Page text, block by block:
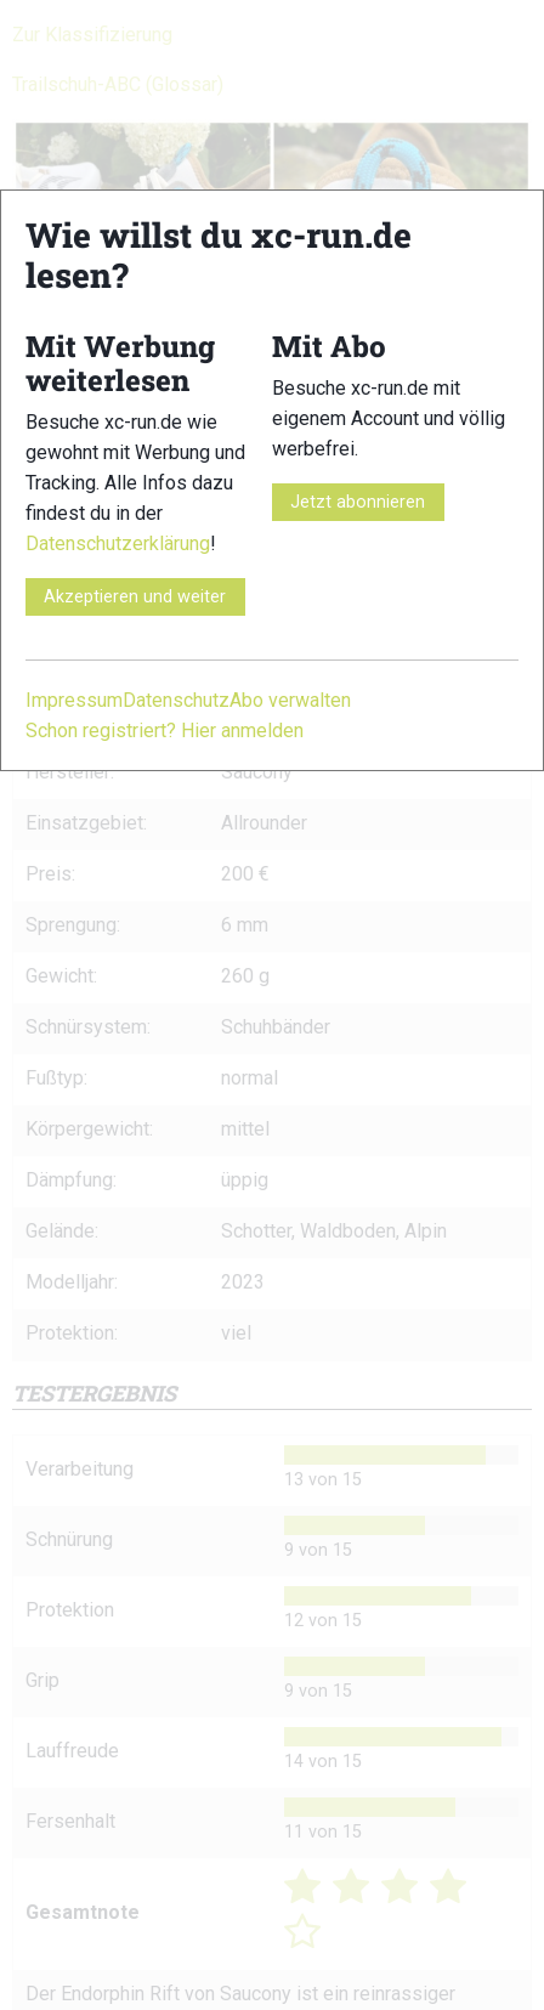
Zur Klassifizierung
Trailschuh-ABC (Glossar)
Saucony Endorphin Rift © xc-run.de
TECHNISCHE DATEN
Hersteller: Saucony
Einsatzgebiet: Allrounder
Preis: 200 €
Sprengung: 6 mm
Gewicht: 260 g
Schnürsystem: Schuhbänder
Fußtyp: normal
Körpergewicht: mittel
Dämpfung: üppig
Gelände: Schotter, Waldboden, Alpin
Modelljahr: 2023
Protektion: viel
TESTERGEBNIS
Verarbeitung 13 von 15
Schnürung 9 von 15
Protektion 12 von 15
Grip 9 von 15
Lauffreude 14 von 15
Fersenhalt 11 von 15
Gesamtnote
Der Endorphin Rift von Saucony ist ein reinrassiger
Wie willst du xc-run.de
lesen?
Mit Werbung
weiterlesen
Besuche xc-run.de wie
gewohnt mit Werbung und
Tracking. Alle Infos dazu
findest du in der
Datenschutzerklärung!
Akzeptieren und weiter
Mit Abo
Besuche xc-run.de mit
eigenem Account und völlig
werbefrei.
Jetzt abonnieren
ImpressumDatenschutzAbo verwalten
Schon registriert? Hier anmelden